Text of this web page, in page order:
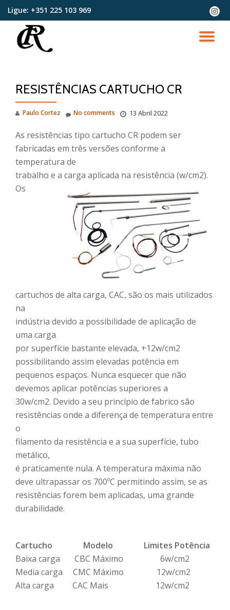
content
Ligue: +351 225 103 969
fa-
RESISTÊNCIAS CARTUCHO CR
Paulo Cortez 13 Abril 2022
No comments
As resistências tipo cartucho CR podem ser
fabricadas em três versões conforme a
temperatura de
trabalho e a carga aplicada na resistência (w/cm2).
Os
cartuchos de alta carga, CAC, são os mais utilizados
na
indústria devido a possibilidade de aplicação de
uma carga
por superfície bastante elevada, +12w/cm2
possibilitando assim elevadas potência em
pequenos espaços. Nunca esquecer que não
devemos aplicar potências superiores a
30w/cm2. Devido a seu princípio de fabrico são
resistências onde a diferença de temperatura entre
o
filamento da resistência e a sua superfície, tubo
metálico,
é praticamente nula. A temperatura máxima não
deve ultrapassar os 700ºC permitindo assim, se as
resistências forem bem aplicadas, uma grande
durabilidade.
Cartucho Modelo Limites Potência
Baixa carga CBC Máximo 6w/cm2
Media carga CMC Máximo 12w/cm2
Alta carga CAC Mais 12w/cm2